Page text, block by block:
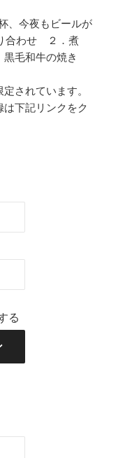
、今夜もビールが
合わせ ２．煮
毛和牛の焼き
されています。
下記リンクをク
る